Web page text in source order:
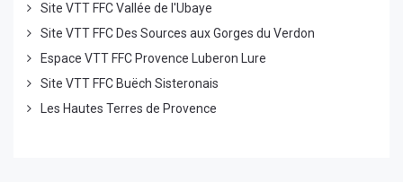
Site VTT FFC Vallée de l'Ubaye
Site VTT FFC Des Sources aux Gorges du Verdon
Espace VTT FFC Provence Luberon Lure
Site VTT FFC Buëch Sisteronais
Les Hautes Terres de Provence